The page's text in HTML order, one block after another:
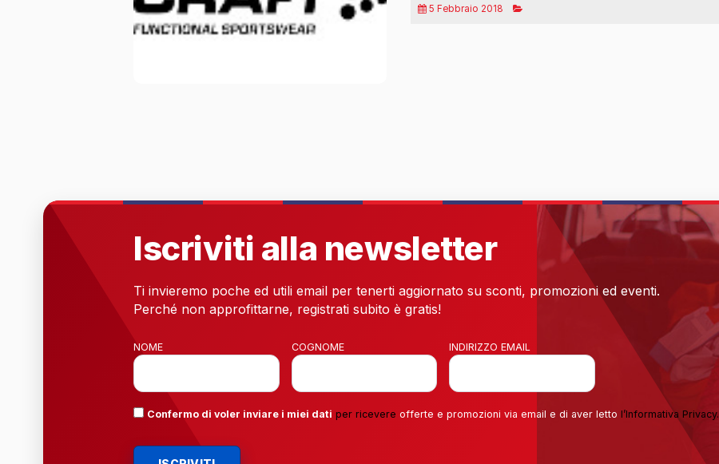
5 Febbraio 2018
Iscriviti alla newsletter
Ti invieremo poche ed utili email per tenerti aggiornato su sconti, promozioni ed eventi.
Perché non approfittarne, registrati subito è gratis!
NOME COGNOME INDIRIZZO EMAIL
Confermo di voler inviare i miei dati per ricevere offerte e promozioni via email e di aver letto l’Informativa Privacy.